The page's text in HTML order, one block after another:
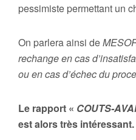
pessimiste permettant un
On parlera ainsi de
rechange en cas
ou en cas d’échec du
Le rapport « COUTS-
est alors très intéressant.